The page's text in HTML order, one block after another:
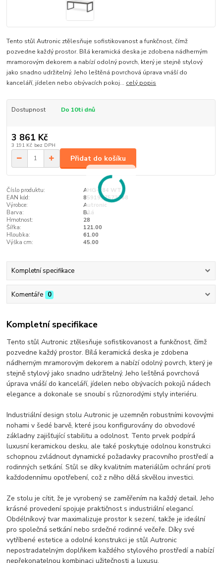
Tento stůl Autronic ztělesňuje sofistikovanost a funkčnost, čímž
pozvedne každý prostor. Bílá keramická deska je zdobena nádherným
mramorovým dekorem a nabízí odolný povrch, který je stejně stylový
jako snadno udržitelný. Jeho leštěná povrchová úprava vnáší do
kanceláří, jídelen nebo obývacích pokoj... celý popis
Dostupnost Do 10ti dnů
3 861 Kč
3 191 Kč bez DPH
Přidat do košíku
Číslo produktu:
AHG-284 WT
EAN kód:
8591957573768
Výrobce:
Autronic
Barva:
Bílá
Hmotnost:
28
Šířka:
121.00
Hloubka:
61.00
Výška cm:
45.00
Kompletní specifikace
Komentáře 0
Kompletní specifikace
Tento stůl Autronic ztělesňuje sofistikovanost a funkčnost, čímž
pozvedne každý prostor. Bílá keramická deska je zdobena
nádherným mramorovým dekorem a nabízí odolný povrch, který je
stejně stylový jako snadno udržitelný. Jeho leštěná povrchová
úprava vnáší do kanceláří, jídelen nebo obývacích pokojů nádech
elegance a dokonale se snoubí s různorodými styly interiéru.
Industriální design stolu Autronic je uzemněn robustními kovovými
nohami v šedé barvě, které jsou konfigurovány do obvodové
základny zajišťující stabilitu a odolnost. Tento prvek podpírá
luxusní keramickou desku, ale také poskytuje odolnou konstrukci
schopnou zvládnout dynamické požadavky pracovního prostředí a
rodinných setkání. Stůl se díky kvalitním materiálům ochrání proti
každodennímu opotřebení, což z něho dělá skvělou investici.
Ze stolu je cítit, že je vyrobený se zaměřením na každý detail. Jeho
krásné provedení spojuje praktičnost s industriální elegancí.
Obdélníkový tvar maximalizuje prostor k sezení, takže je ideální
pro společná setkání nebo srdečné rodinné večeře. Díky své
vytříbené estetice a odolné konstrukci je stůl Autronic
nepostradatelným doplňkem každého stylového prostředí a nabízí
nepřekonatelnou kombinaci užitečnosti a luxusu.